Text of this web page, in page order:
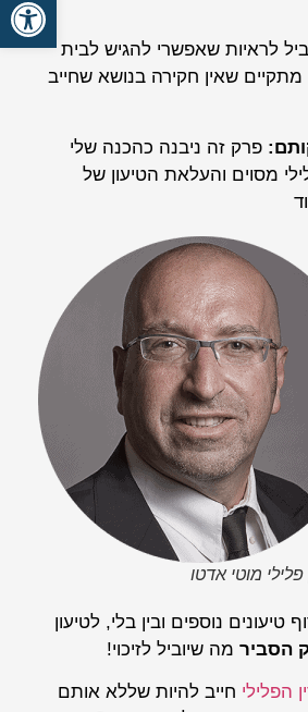
לראיות שאפשרי להגיש לבית
שאין חקירה בנושא שחייב
פרק זה ניבנה כהכנה שלי
מסוים והעלאת הטיעון של
פלילי מוטי אדטו
טיעונים נוספים ובין בלי, לטיעון
הסביר מה שיוביל לזיכוי!
הפלילי חייב להיות שללא אותם